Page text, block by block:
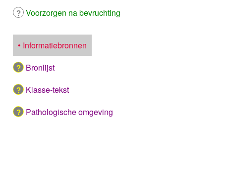
Voorzorgen na bevruchting
• Informatiebronnen
Bronlijst
Klasse-tekst
Pathologische omgeving